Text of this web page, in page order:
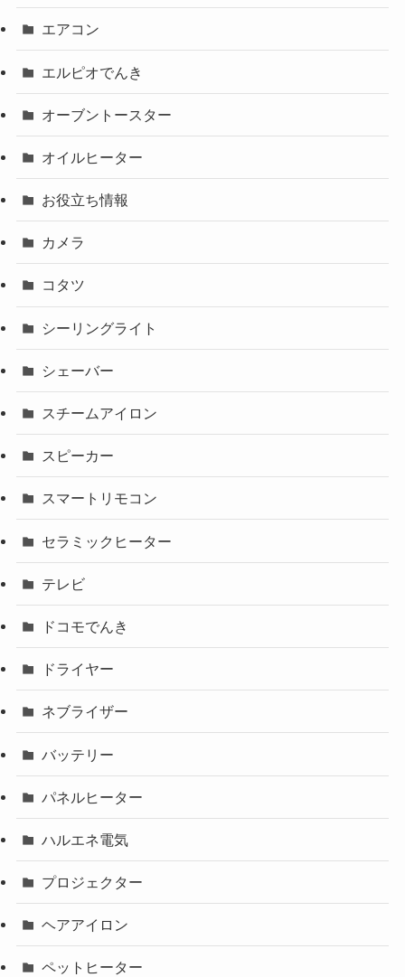
エアコン
エルピオでんき
オーブントースター
オイルヒーター
お役立ち情報
カメラ
コタツ
シーリングライト
シェーバー
スチームアイロン
スピーカー
スマートリモコン
セラミックヒーター
テレビ
ドコモでんき
ドライヤー
ネブライザー
バッテリー
パネルヒーター
ハルエネ電気
プロジェクター
ヘアアイロン
ペットヒーター